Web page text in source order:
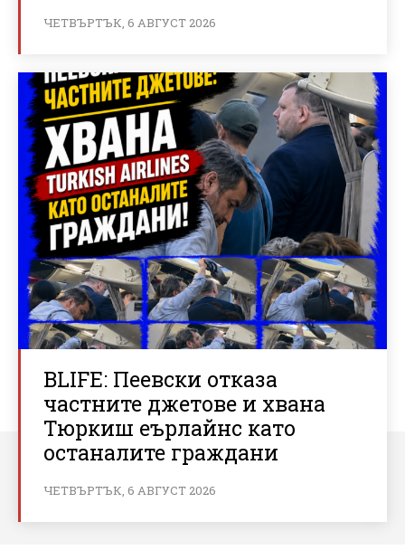
ЧЕТВЪРТЪК, 6 АВГУСТ 2026
BLIFE: Пеевски отказа
частните джетове и хвана
Тюркиш еърлайнс като
останалите граждани
ЧЕТВЪРТЪК, 6 АВГУСТ 2026